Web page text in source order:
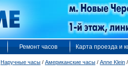
Ремонт часов Карта проезда и
Наручные часы / Американские часы / Anne Klein